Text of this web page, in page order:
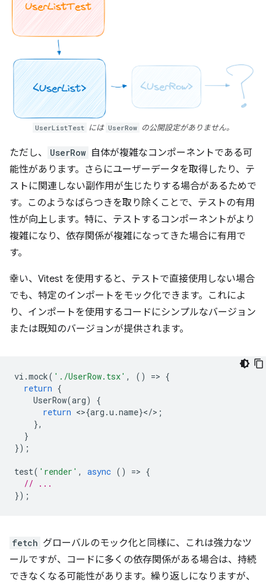
UserListTest には UserRow の公開設定がありません。
ただし、 UserRow 自体が複雑なコンポーネントである可
能性があります。さらにユーザーデータを取得したり、テ
ストに関連しない副作用が生じたりする場合があるためで
す。このようなばらつきを取り除くことで、テストの有用
性が向上します。特に、テストするコンポーネントがより
複雑になり、依存関係が複雑になってきた場合に有用で
す。
幸い、Vitest を使用すると、テストで直接使用しない場合
でも、特定のインポートをモック化できます。これによ
り、インポートを使用するコードにシンプルなバージョン
または既知のバージョンが提供されます。
vi .mock( './UserRow.tsx' , () => {
return {
UserRow(arg)
{
return <>{arg .u .name}</> ;
},
}
});
test( 'render' , async () => {
// ...
});
fetch グローバルのモック化と同様に、これは強力なツ
ールですが、コードに多くの依存関係がある場合は、持続
できなくなる可能性があります。繰り返しになりますが、